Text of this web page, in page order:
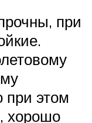
при
этом
хорошо